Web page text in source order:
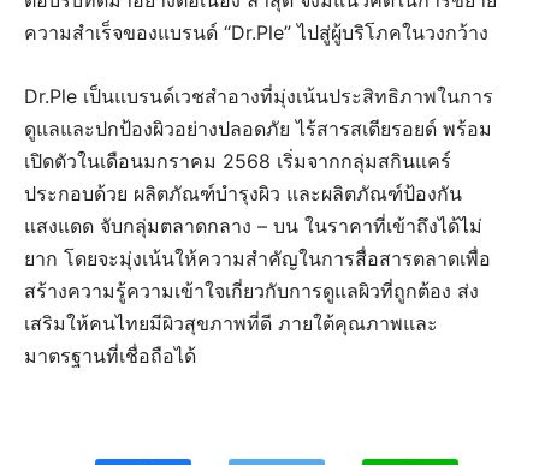
ความสำเร็จของแบรนด์ “Dr.Ple” ไปสู่ผู้บริโภคในวงกว้าง
Dr.Ple เป็นแบรนด์เวชสำอางที่มุ่งเน้นประสิทธิภาพในการ
ดูแลและปกป้องผิวอย่างปลอดภัย ไร้สารสเตียรอยด์ พร้อม
เปิดตัวในเดือนมกราคม 2568 เริ่มจากกลุ่มสกินแคร์
ประกอบด้วย ผลิตภัณฑ์บำรุงผิว และผลิตภัณฑ์ป้องกัน
แสงแดด จับกลุ่มตลาดกลาง – บน ในราคาที่เข้าถึงได้ไม่
ยาก โดยจะมุ่งเน้นให้ความสำคัญในการสื่อสารตลาดเพื่อ
สร้างความรู้ความเข้าใจเกี่ยวกับการดูแลผิวที่ถูกต้อง ส่ง
เสริมให้คนไทยมีผิวสุขภาพที่ดี ภายใต้คุณภาพและ
มาตรฐานที่เชื่อถือได้